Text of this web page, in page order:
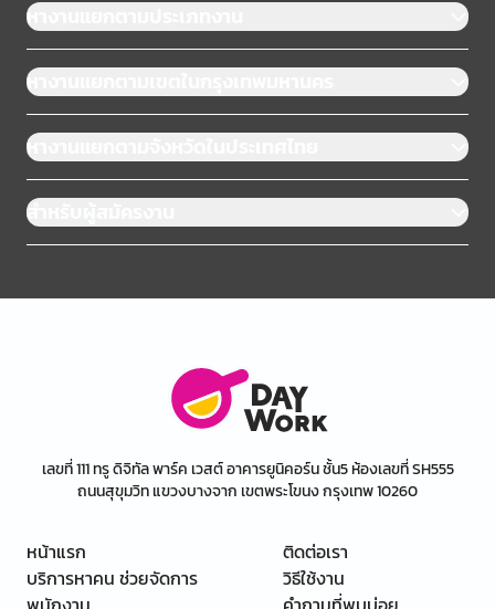
หางานแยกตามประเภทงาน
หางานแยกตามเขตในกรุงเทพมหานคร
หางานแยกตามจังหวัดในประเทศไทย
สำหรับผู้สมัครงาน
เลขที่ 111 ทรู ดิจิทัล พาร์ค เวสต์ อาคารยูนิคอร์น ชั้น5 ห้องเลขที่ SH555
ถนนสุขุมวิท แขวงบางจาก เขตพระโขนง กรุงเทพ 10260
หน้าแรก
บริการหาคน ช่วยจัดการ
ติดต่อเรา
วิธีใช้งาน